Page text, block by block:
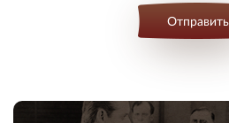
Отправить